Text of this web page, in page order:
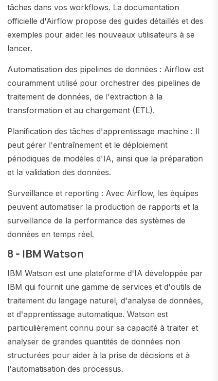
tâches dans vos workflows. La documentation
officielle d'Airflow propose des guides détaillés et des
exemples pour aider les nouveaux utilisateurs à se
lancer.
Automatisation des pipelines de données : Airflow est
couramment utilisé pour orchestrer des pipelines de
traitement de données, de l'extraction à la
transformation et au chargement (ETL).
Planification des tâches d'apprentissage machine : Il
peut gérer l'entraînement et le déploiement
périodiques de modèles d'IA, ainsi que la préparation
et la validation des données.
Surveillance et reporting : Avec Airflow, les équipes
peuvent automatiser la production de rapports et la
surveillance de la performance des systèmes de
données en temps réel.
8 - IBM Watson
IBM Watson est une plateforme d'IA développée par
IBM qui fournit une gamme de services et d'outils de
traitement du langage naturel, d'analyse de données,
et d'apprentissage automatique. Watson est
particulièrement connu pour sa capacité à traiter et
analyser de grandes quantités de données non
structurées pour aider à la prise de décisions et à
l'automatisation des processus.